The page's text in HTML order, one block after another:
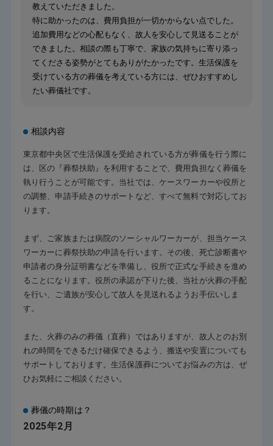
教えていただきました。
特に助かったのは、費用負担が一切かからない点でした。
追加費用などの心配もなく、故人を安心して見送ることが
できました。相談の際も丁寧で、家族の気持ちに寄り添っ
てくださる姿勢がとてもありがたかったです。生活保護を
受けている方の葬儀を考えている方には、ぜひおすすめし
たい葬儀社です。
相談内容
東京都中央区で生活保護を受給されている方が葬儀を行う際に
は、区の『葬祭扶助』を利用することで、費用負担なく葬儀を
執り行うことが可能です。当社では、ケースワーカーや役所と
の調整、申請手続きのサポートなど、すべて無料で対応してお
ります。
まず、ご家族または病院のソーシャルワーカーが、担当ケース
ワーカーに葬祭扶助の申請を行います。その後、死亡診断書や
申請者の身分証明書などを準備し、役所で正式な手続きを進め
ることになります。役所の承認が下りた後、当社が火葬の手配
を行い、ご遺族が安心して故人を見送れるようお手伝いしま
す。
また、火葬のみの葬儀（直葬）ではありますが、故人とのお別
れの時間をできるだけ確保できるよう、搬送や安置についても
サポートしております。生活保護葬についてお悩みの方は、ぜ
ひお気軽にご相談ください。
葬儀の時期は？
2025年2月